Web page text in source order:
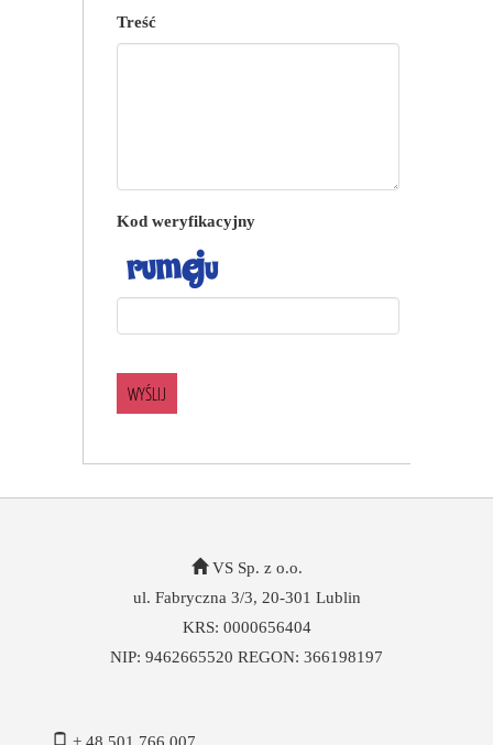
Treść
Kod weryfikacyjny
WYŚLIJ
VS Sp. z o.o.
ul. Fabryczna 3/3, 20-301 Lublin
KRS: 0000656404
NIP: 9462665520 REGON: 366198197